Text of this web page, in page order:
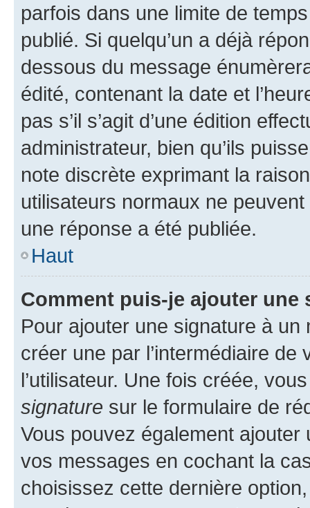
parfois dans une limite de
publié. Si quelqu’un a déjà
dessous du message
édité, contenant la date et
pas s’il s’agit d’une édition
administrateur, bien qu’ils
note discrète exprimant la
utilisateurs normaux ne
une réponse a été publiée.
Haut
Comment puis-je ajouter une
Pour ajouter une signature à un
créer une par l’intermédiaire
l’utilisateur. Une fois créée,
signature sur le formulaire de
Vous pouvez également
vos messages en cochant la
choisissez cette dernière